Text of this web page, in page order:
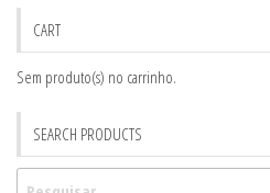
CART
Sem produto(s) no carrinho.
SEARCH PRODUCTS
Pesquisar